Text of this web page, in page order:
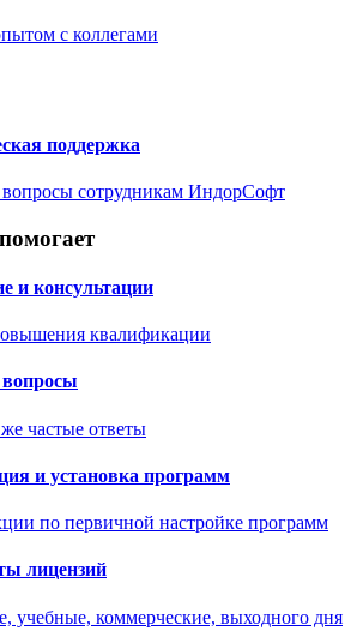
с коллегами
поддержка
сотрудникам ИндорСофт
и консультации
квалификации
частые ответы
и установка программ
по первичной настройке программ
лицензий
учебные, коммерческие, выходного дня